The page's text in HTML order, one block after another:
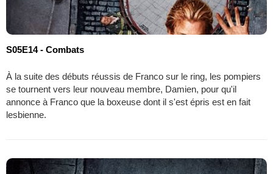
S05E14 - Combats
À la suite des débuts réussis de Franco sur le ring, les pompiers
se tournent vers leur nouveau membre, Damien, pour qu'il
annonce à Franco que la boxeuse dont il s'est épris est en fait
lesbienne.